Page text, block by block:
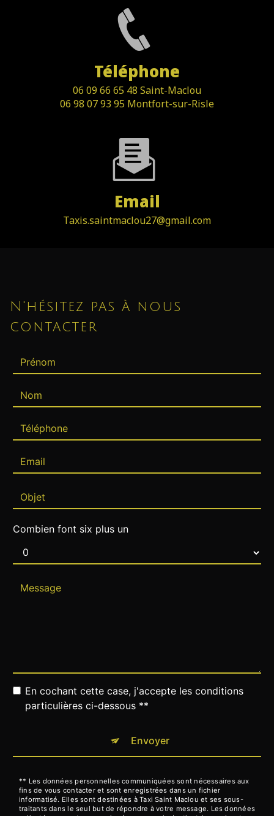
Téléphone
06 09 66 65 48 Saint-Maclou
06 98 07 93 95 Montfort-sur-Risle
Email
taxis.saintmaclou27@gmail.com
N'hésitez pas à nous
contacter
Combien font six plus un
En cochant cette case, j'accepte les conditions
particulières ci-dessous **
Envoyer
** Les données personnelles communiquées sont nécessaires aux
fins de vous contacter et sont enregistrées dans un fichier
informatisé. Elles sont destinées à Taxi Saint Maclou et ses sous-
traitants dans le seul but de répondre à votre message. Les données